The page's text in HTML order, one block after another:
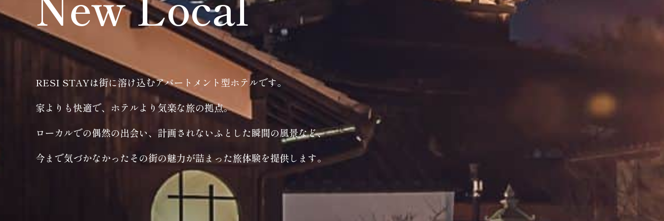
RESI STAYは街に溶け込むアパートメント型ホテルです。
家よりも快適で、ホテルより気楽な旅の拠点。
ローカルでの偶然の出会い、計画されないふとした瞬間の風景など、
今まで気づかなかったその街の魅力が詰まった旅体験を提供します。